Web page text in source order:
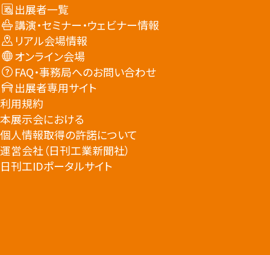
出展者一覧
講演・セミナー・ウェビナー情報
リアル会場情報
オンライン会場
FAQ・事務局へのお問い合わせ
出展者専用サイト
利用規約
本展示会における
個人情報取得の許諾について
運営会社（日刊工業新聞社）
日刊工IDポータルサイト